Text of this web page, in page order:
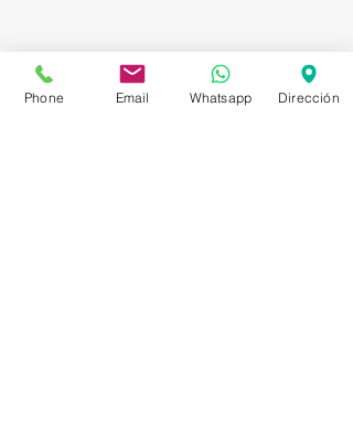
Phone Email Whatsapp Dirección